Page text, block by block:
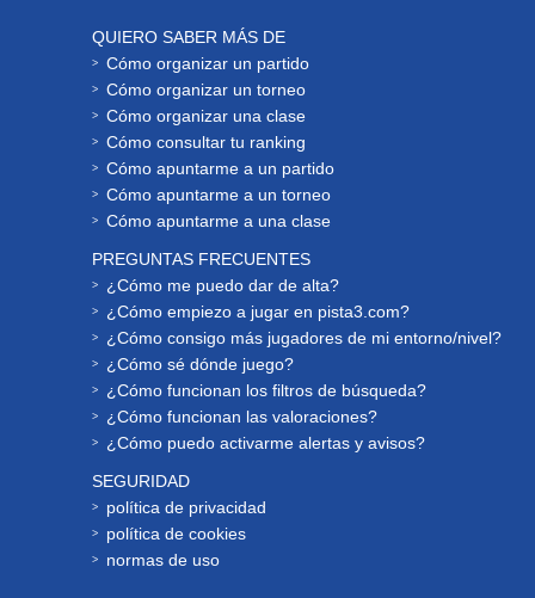
QUIERO SABER MÁS DE
Cómo organizar un partido
Cómo organizar un torneo
Cómo organizar una clase
Cómo consultar tu ranking
Cómo apuntarme a un partido
Cómo apuntarme a un torneo
Cómo apuntarme a una clase
PREGUNTAS FRECUENTES
¿Cómo me puedo dar de alta?
¿Cómo empiezo a jugar en pista3.com?
¿Cómo consigo más jugadores de mi entorno/nivel?
¿Cómo sé dónde juego?
¿Cómo funcionan los filtros de búsqueda?
¿Cómo funcionan las valoraciones?
¿Cómo puedo activarme alertas y avisos?
SEGURIDAD
política de privacidad
política de cookies
normas de uso